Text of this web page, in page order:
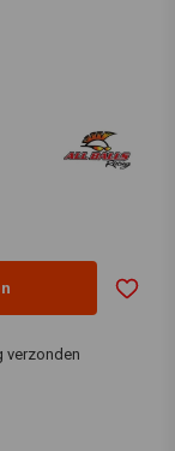
verzonden